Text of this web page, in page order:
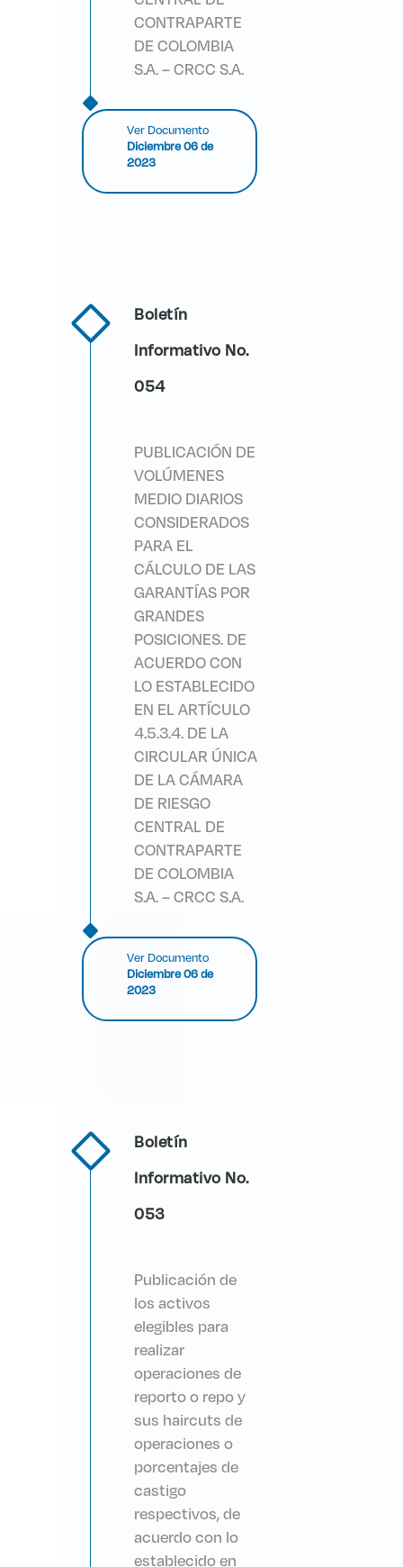
CONTRAPARTE
DE COLOMBIA
S.A. – CRCC S.A.
Ver Documento
Diciembre 06 de
2023
Boletín
Informativo No.
054
PUBLICACIÓN DE
VOLÚMENES
MEDIO DIARIOS
CONSIDERADOS
PARA EL
CÁLCULO DE LAS
GARANTÍAS POR
GRANDES
POSICIONES. DE
ACUERDO CON
LO ESTABLECIDO
EN EL ARTÍCULO
4.5.3.4. DE LA
CIRCULAR ÚNICA
DE LA CÁMARA
DE RIESGO
CENTRAL DE
CONTRAPARTE
DE COLOMBIA
S.A. – CRCC S.A.
Ver Documento
Diciembre 06 de
2023
Boletín
Informativo No.
053
Publicación de
los activos
elegibles para
realizar
operaciones de
reporto o repo y
sus haircuts de
operaciones o
porcentajes de
castigo
respectivos, de
acuerdo con lo
establecido en